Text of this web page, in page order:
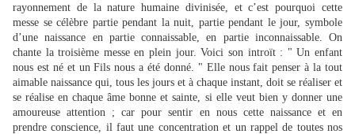
rayonnement de la nature humaine divinisée, et c’est pourquoi cette
messe se célèbre partie pendant la nuit, partie pendant le jour, symbole
d’une naissance en partie connaissable, en partie inconnaissable. On
chante la troisième messe en plein jour. Voici son introït : " Un enfant
nous est né et un Fils nous a été donné. " Elle nous fait penser à la tout
aimable naissance qui, tous les jours et à chaque instant, doit se réaliser et
se réalise en chaque âme bonne et sainte, si elle veut bien y donner une
amoureuse attention ; car pour sentir en nous cette naissance et en
prendre conscience, il faut une concentration et un rappel de toutes nos